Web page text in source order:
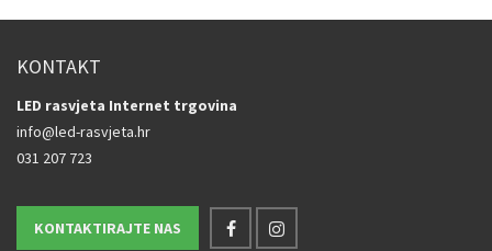
KONTAKT
LED rasvjeta Internet trgovina
info@led-rasvjeta.hr
031 207 723
KONTAKTIRAJTE NAS